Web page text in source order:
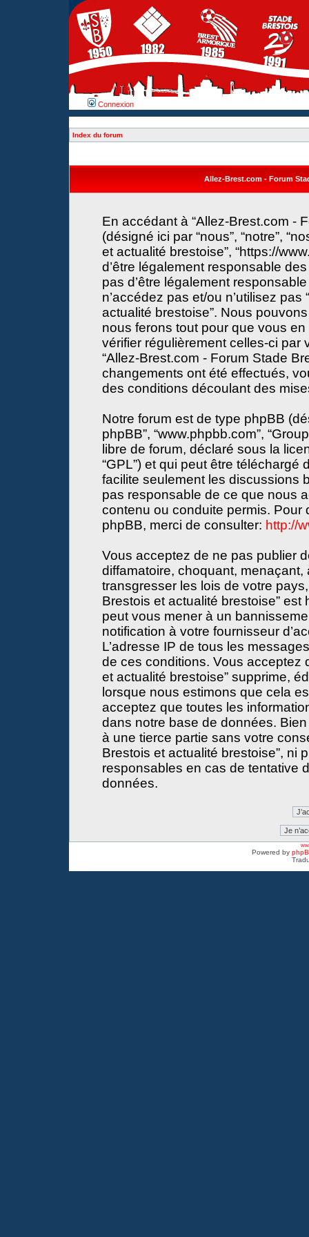
Connexion
Index du forum
Allez-Brest.com - Forum
En accédant à “Allez-Brest.com -
(désigné ici par “nous”, “notre”,
et actualité brestoise”, “https://
d’être légalement responsable
pas d’être légalement
n’accédez pas et/ou n’utilisez
actualité brestoise”. Nous
nous ferons tout pour que vous
vérifier régulièrement celles-ci par
“Allez-Brest.com - Forum Stade
changements ont été effectués,
des conditions découlant des
Notre forum est de type phpBB
phpBB”, “www.phpbb.com”,
libre de forum, déclaré sous la
“GPL”) et qui peut être téléchargé
facilite seulement les discussions
pas responsable de ce que nous
contenu ou conduite permis. Pour
phpBB, merci de consulter: http://
Vous acceptez de ne pas publier
diffamatoire, choquant,
transgresser les lois de votre
Brestois et actualité brestoise”
peut vous mener à un
notification à votre fournisseur
L’adresse IP de tous les
de ces conditions. Vous acceptez
et actualité brestoise” supprime,
lorsque nous estimons que cela
acceptez que toutes les
dans notre base de données.
à une tierce partie sans votre
Brestois et actualité brestoise”, ni
responsables en cas de tentative
données.
Powered by